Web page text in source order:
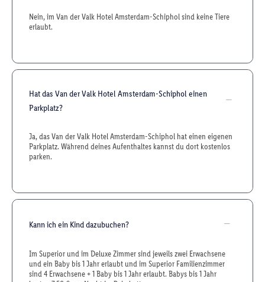
Nein, im Van der Valk Hotel Amsterdam-Schiphol sind keine Tiere
erlaubt.
Hat das Van der Valk Hotel Amsterdam-Schiphol einen
Parkplatz?
Ja, das Van der Valk Hotel Amsterdam-Schiphol hat einen eigenen
Parkplatz. Während deines Aufenthaltes kannst du dort kostenlos
parken.
Kann ich ein Kind dazubuchen?
Im Superior und im Deluxe Zimmer sind jeweils zwei Erwachsene
und ein Baby bis 1 Jahr erlaubt und im Superior Familienzimmer
sind 4 Erwachsene + 1 Baby bis 1 Jahr erlaubt. Babys bis 1 Jahr